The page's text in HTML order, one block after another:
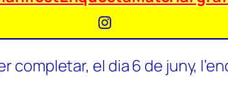
Instagram
el dia 6 de juny,